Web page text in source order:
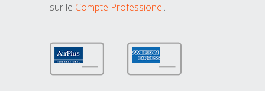
sur le Compte Professionel.